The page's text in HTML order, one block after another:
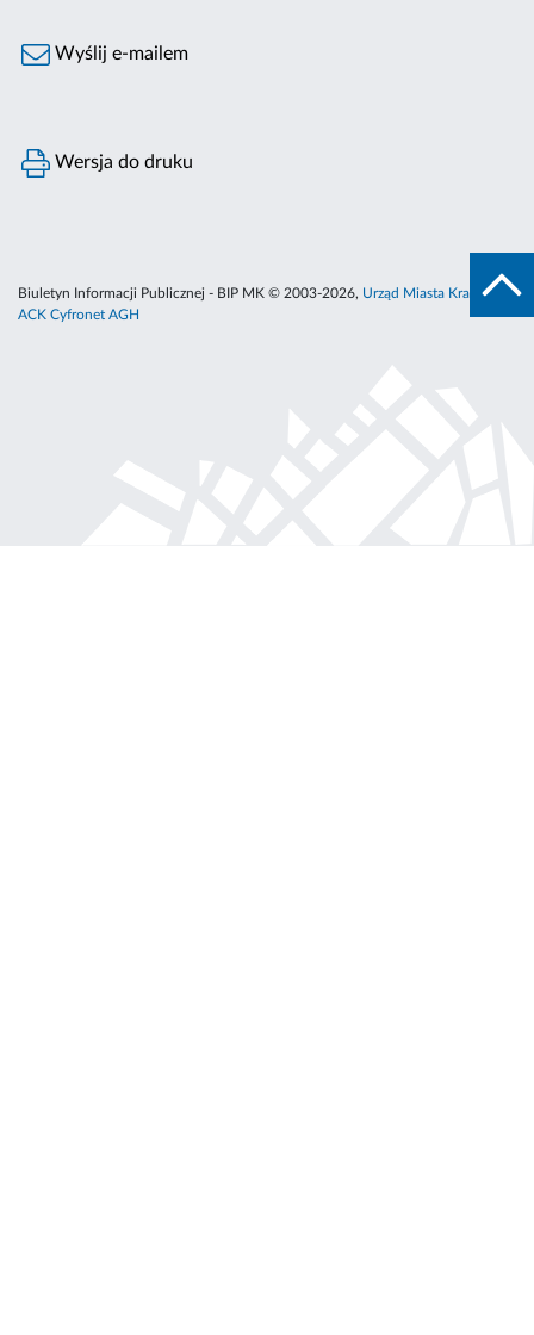
Wyślij e-mailem
Wersja do druku
Biuletyn Informacji Publicznej - BIP MK © 2003-2026, Urząd Miasta Krakowa
ACK Cyfronet AGH